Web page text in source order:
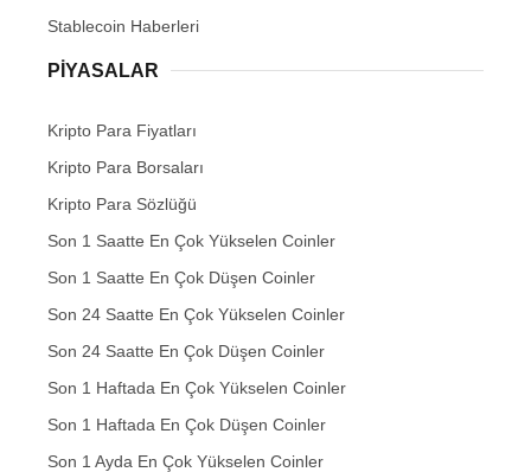
Stablecoin Haberleri
PIYASALAR
Kripto Para Fiyatları
Kripto Para Borsaları
Kripto Para Sözlüğü
Son 1 Saatte En Çok Yükselen Coinler
Son 1 Saatte En Çok Düşen Coinler
Son 24 Saatte En Çok Yükselen Coinler
Son 24 Saatte En Çok Düşen Coinler
Son 1 Haftada En Çok Yükselen Coinler
Son 1 Haftada En Çok Düşen Coinler
Son 1 Ayda En Çok Yükselen Coinler